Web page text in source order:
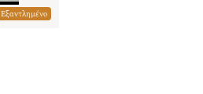
Εξαντλημένο